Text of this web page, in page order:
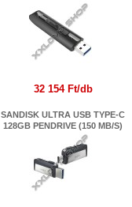
32 154 Ft/db
SANDISK ULTRA USB TYPE-C
128GB PENDRIVE (150 MB/S)